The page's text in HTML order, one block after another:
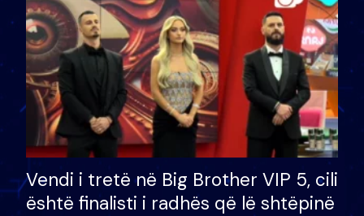
Vendi i tretë në Big Brother VIP 5, cili
është finalisti i radhës që lë shtëpinë